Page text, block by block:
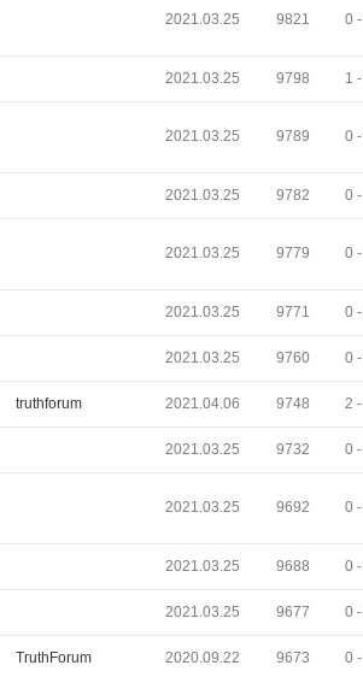
2021.03.25 9821 0 -
2021.03.25 9798 1 -
2021.03.25 9789 0 -
2021.03.25 9782 0 -
2021.03.25 9779 0 -
2021.03.25 9771 0 -
2021.03.25 9760 0 -
truthforum 2021.04.06 9748 2 -
2021.03.25 9732 0 -
2021.03.25 9692 0 -
2021.03.25 9688 0 -
2021.03.25 9677 0 -
TruthForum 2020.09.22 9673 0 -